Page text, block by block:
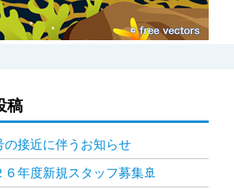
稿
の接近に伴うお知らせ
６年度新規スタッフ募集🚢